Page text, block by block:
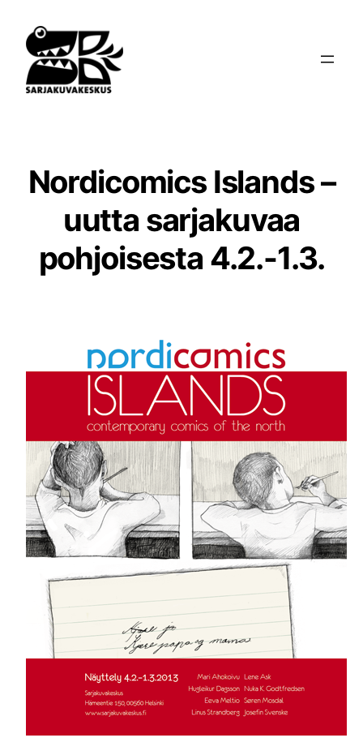
sisältöön
Nordicomics Islands –
uutta sarjakuvaa
pohjoisesta 4.2.-1.3.